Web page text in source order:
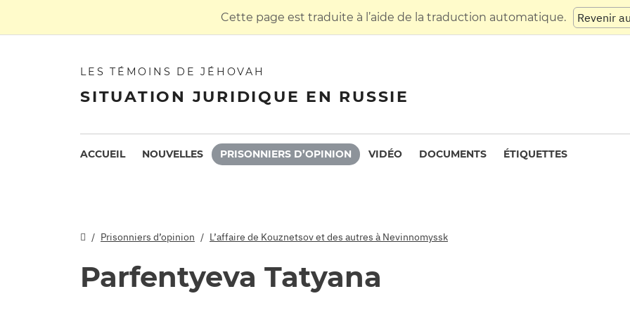
Cette page est traduite à l’aide de la traduction automatique. Revenir
LES TÉMOINS DE JÉHOVAH
SITUATION JURIDIQUE EN RUSSIE
ACCUEIL NOUVELLES PRISONNIERS D’OPINION VIDÉO DOCUMENTS ÉTIQUETTES
Prisonniers d’opinion L’affaire de Kouznetsov et des autres à Nevinnomyssk
Parfentyeva Tatyana